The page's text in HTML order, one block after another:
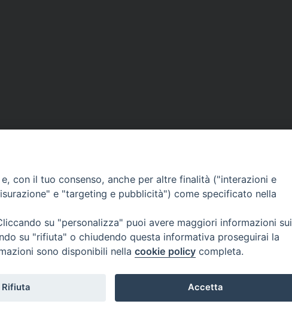
– A Belluno e a Treviso
con il tuo consenso, anche per altre finalità ("interazioni e
e "targeting e pubblicità") come specificato nella
su "personalizza" puoi avere maggiori informazioni sui
su "rifiuta" o chiudendo questa informativa proseguirai la
sono disponibili nella cookie policy completa.
Rifiuta Accetta